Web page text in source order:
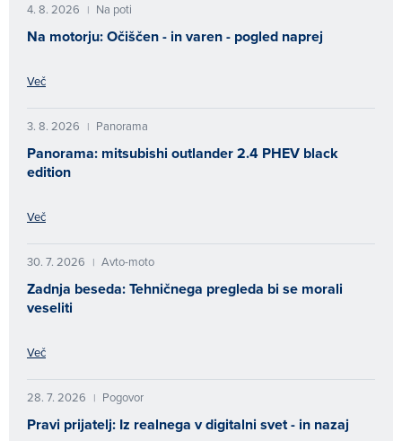
4. 8. 2026 | Na poti
Na motorju: Očiščen - in varen - pogled naprej
Več
3. 8. 2026 | Panorama
Panorama: mitsubishi outlander 2.4 PHEV black
edition
Več
30. 7. 2026 | Avto-moto
Zadnja beseda: Tehničnega pregleda bi se morali
veseliti
Več
28. 7. 2026 | Pogovor
Pravi prijatelj: Iz realnega v digitalni svet - in nazaj